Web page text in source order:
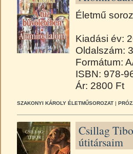
Életmű
Kiadási év:
Oldalszám:
Formátum:
ISBN: 978-
Ár: 2800 Ft
SZAKONYI KÁROLY ÉLETMŰSOROZAT |
Csillag
útitársaim